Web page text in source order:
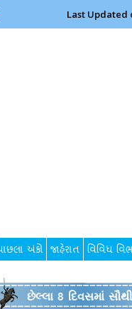
Last Updated
અંકો જાહેરાત વિવિધ
છેલ્લા 8 દિવસમાં